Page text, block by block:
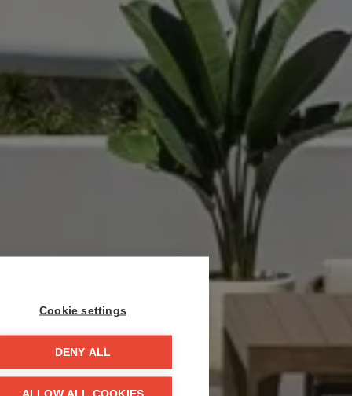
Cookie settings
DENY ALL
ALLOW ALL COOKIES